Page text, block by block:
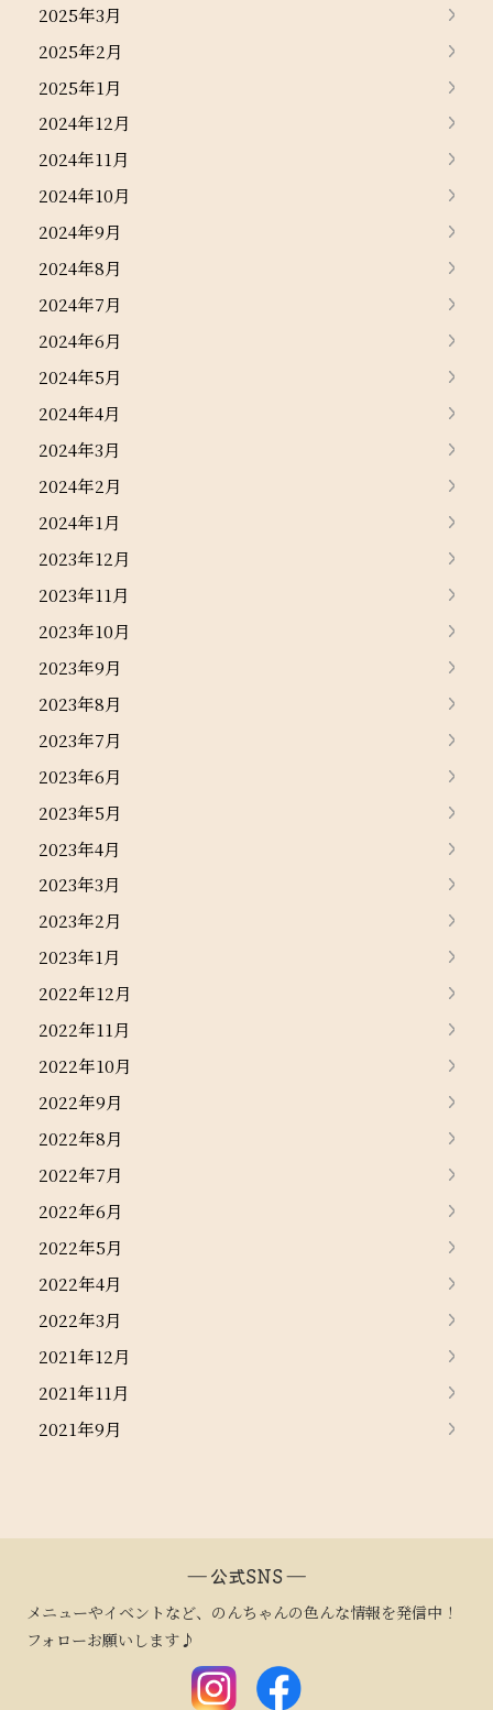
2025年3月
2025年2月
2025年1月
2024年12月
2024年11月
2024年10月
2024年9月
2024年8月
2024年7月
2024年6月
2024年5月
2024年4月
2024年3月
2024年2月
2024年1月
2023年12月
2023年11月
2023年10月
2023年9月
2023年8月
2023年7月
2023年6月
2023年5月
2023年4月
2023年3月
2023年2月
2023年1月
2022年12月
2022年11月
2022年10月
2022年9月
2022年8月
2022年7月
2022年6月
2022年5月
2022年4月
2022年3月
2021年12月
2021年11月
2021年9月
― 公式SNS ―
メニューやイベントなど、のんちゃんの色んな情報を発信中！
フォローお願いします♪